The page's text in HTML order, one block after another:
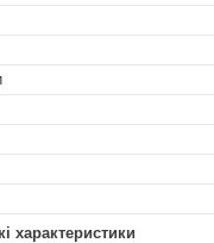
характеристики